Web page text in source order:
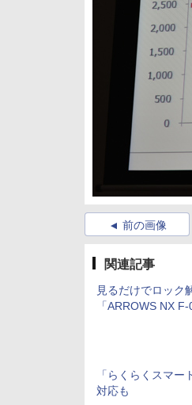
前の画像
関連記事
見るだけでロック
「ARROWS NX F-
「らくらくスマ
対応も